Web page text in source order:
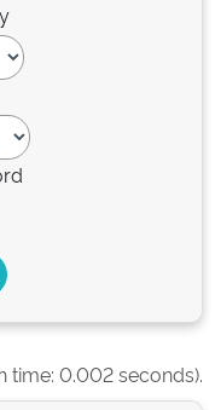
time: 0.002 seconds).